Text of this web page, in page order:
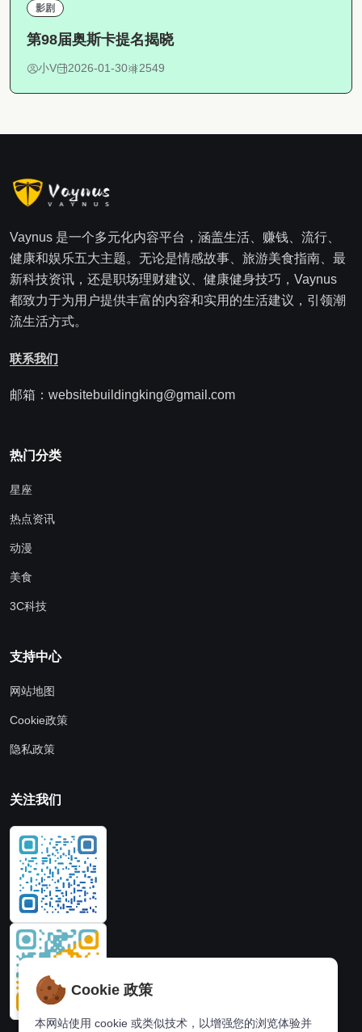
影剧
第98届奥斯卡提名揭晓
小V 2026-01-30 2549
Vaynus 是一个多元化内容平台，涵盖生活、赚钱、流行、
健康和娱乐五大主题。无论是情感故事、旅游美食指南、最
新科技资讯，还是职场理财建议、健康健身技巧，Vaynus
都致力于为用户提供丰富的内容和实用的生活建议，引领潮
流生活方式。
联系我们
邮箱：websitebuildingking@gmail.com
热门分类
星座
热点资讯
动漫
美食
3C科技
支持中心
网站地图
Cookie政策
隐私政策
关注我们
Cookie 政策
本网站使用 cookie 或类似技术，以增强您的浏览体验并